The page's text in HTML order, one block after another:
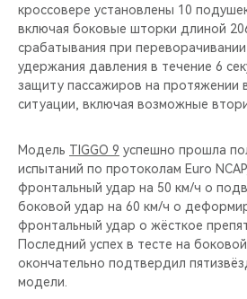
кроссовере установлены 10
включая боковые шторки длиной
срабатывания при переворачивании
удержания давления в течение 6
защиту пассажиров на протяжении
ситуации, включая возможные
Модель TIGGO 9 успешно прошла
испытаний по протоколам Euro
фронтальный удар на 50 км/ч о
боковой удар на 60 км/ч о
фронтальный удар о жёсткое
Последний успех в тесте на
окончательно подтвердил
модели.